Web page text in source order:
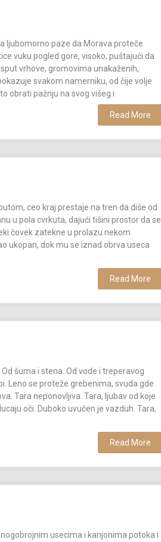
ljubomorno paze da Morava proteče
vuku pogled gore, visoko, puštajući da
vrhove, gromovima unakaženih,
svakom namerniku, od čije volje
obrati pažnju na svog višeg i
Read More
ceo kraj prestaje na tren da diše od
u pola cvrkuta, dajući tišini prostor da se
čovek zatekne u prolazu nekom
ukopan, dok mu se iznad obrva useca
Read More
šuma i stena. Od vode i treperavog
Leno se proteže grebenima, svuda gde
Tara neponovljiva. Tara, ljubav od koje
oči. Duboko uvučen je vazduh. Tara,
Read More
usecima i kanjonima potoka i